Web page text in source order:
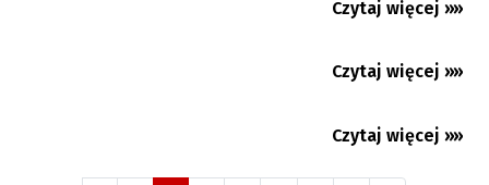
05.08.2026
Czytaj więcej »»
04.08.2026
Czytaj więcej »»
04.08.2026
Czytaj więcej »»